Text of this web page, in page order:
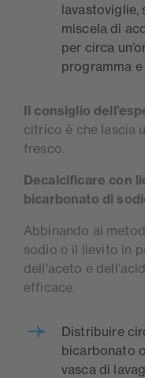
lavastoviglie,
miscela di
per circa
programma
Il consiglio
citrico è che lascia
fresco.
Decalcificare con
bicarbonato di
Abbinando ai
sodio o il lievito in
dell'aceto e
efficace.
Distribuire
bicarbonato
vasca di